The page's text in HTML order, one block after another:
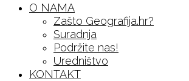
O NAMA
Zašto Geografija.hr?
Suradnja
Podržite nas!
Uredništvo
KONTAKT